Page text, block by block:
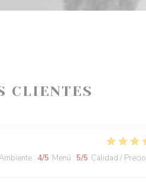
CLIENTES
: 4/5 Menú : 5/5 Calidad / Precio